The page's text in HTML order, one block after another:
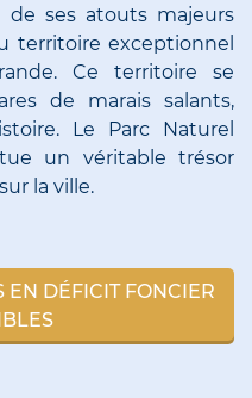
ses atouts majeurs
territoire exceptionnel
Ce territoire se
de marais salants,
Le Parc Naturel
un véritable trésor
la ville.
EN DÉFICIT FONCIER